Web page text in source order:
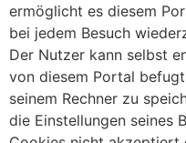
ermöglicht es diesem
bei jedem Besuch
Der Nutzer kann selbst
von diesem Portal
seinem Rechner zu
die Einstellungen seines